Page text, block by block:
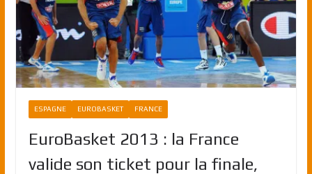
ESPAGNE EUROBASKET FRANCE
EuroBasket 2013 : la France
valide son ticket pour la finale,